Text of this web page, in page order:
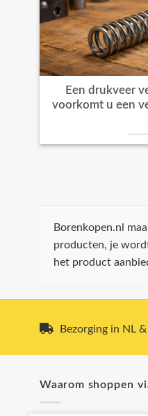
Een drukveer
voorkomt u een
Borenkopen.nl
producten, je
het product
Bezorging in NL &
Waarom shoppen